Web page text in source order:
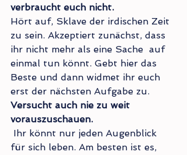
verbraucht euch nicht.
Hört auf, Sklave der irdischen Zeit
zu sein. Akzeptiert zunächst, dass
ihr nicht mehr als eine Sache  auf
einmal tun könnt. Gebt hier das
Beste und dann widmet ihr euch
erst der nächsten Aufgabe zu.
Versucht auch nie zu weit
vorauszuschauen.
für sich leben. Am besten ist es,